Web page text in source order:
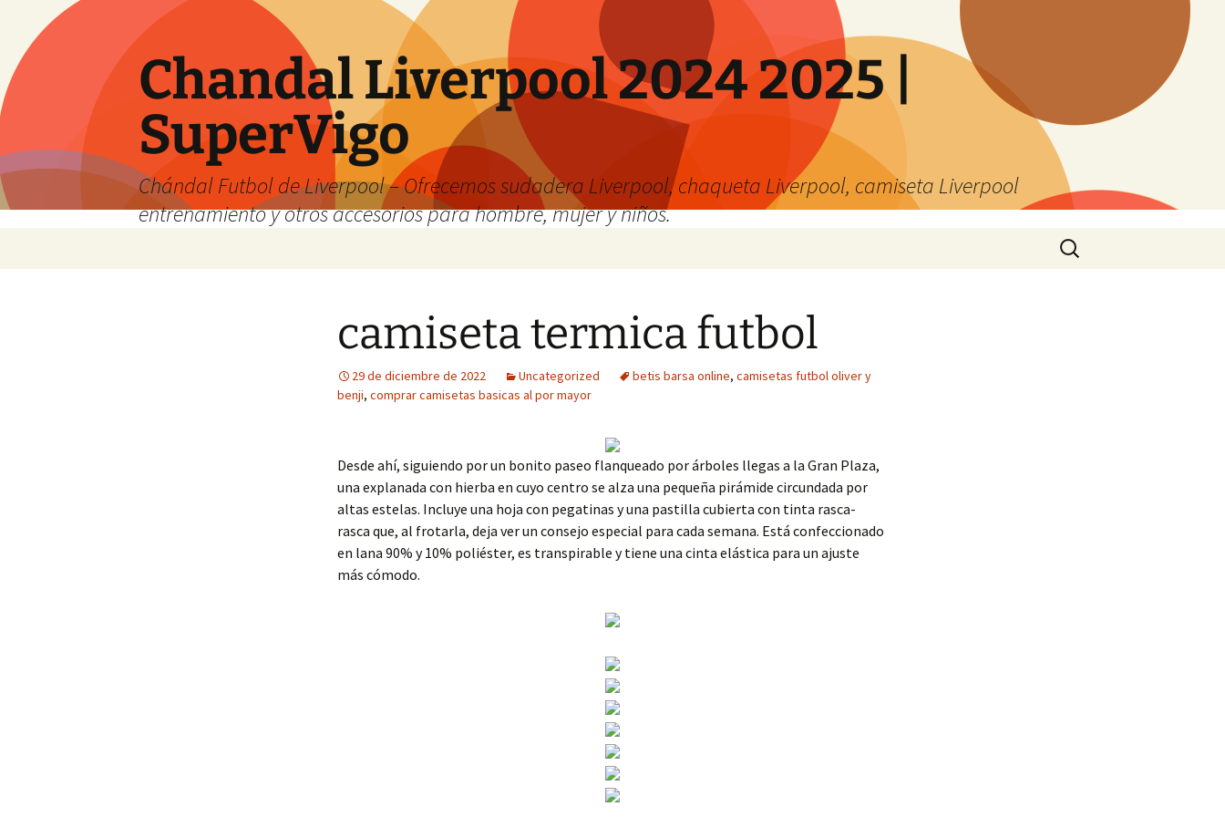
Chandal Liverpool 2024 2025 |
SuperVigo
Chándal Futbol de Liverpool – Ofrecemos sudadera Liverpool, chaqueta Liverpool, camiseta Liverpool
entrenamiento y otros accesorios para hombre, mujer y niños.
Buscar:
camiseta termica futbol
29 de diciembre de 2022 Uncategorized betis barsa online, camisetas futbol oliver y
benji, comprar camisetas basicas al por mayor
Desde ahí, siguiendo por un bonito paseo flanqueado por árboles llegas a la Gran Plaza,
una explanada con hierba en cuyo centro se alza una pequeña pirámide circundada por
altas estelas. Incluye una hoja con pegatinas y una pastilla cubierta con tinta rasca-
rasca que, al frotarla, deja ver un consejo especial para cada semana. Está confeccionado
en lana 90% y 10% poliéster, es transpirable y tiene una cinta elástica para un ajuste
más cómodo.